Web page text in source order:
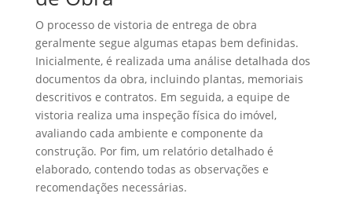
O processo de vistoria de entrega de obra
geralmente segue algumas etapas bem definidas.
Inicialmente, é realizada uma análise detalhada dos
documentos da obra, incluindo plantas, memoriais
descritivos e contratos. Em seguida, a equipe de
vistoria realiza uma inspeção física do imóvel,
avaliando cada ambiente e componente da
construção. Por fim, um relatório detalhado é
elaborado, contendo todas as observações e
recomendações necessárias.